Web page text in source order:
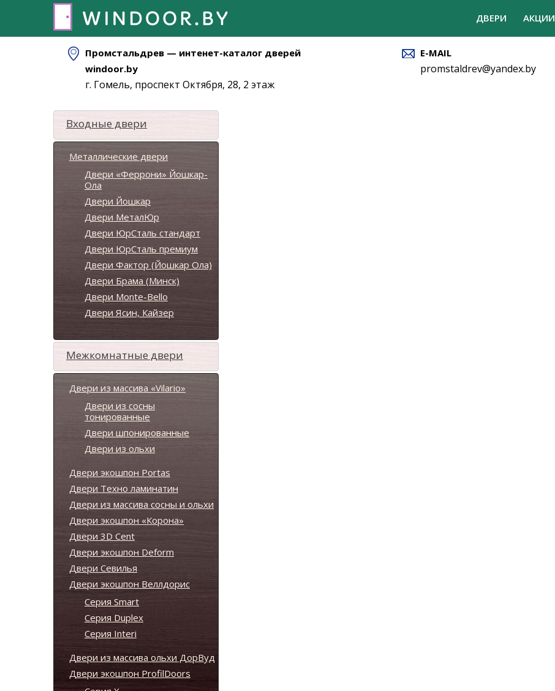
ДВЕРИ АКЦИИ
Промстальдрев — интенет-каталог дверей
windoor.by
г. Гомель, проспект Октября, 28, 2 этаж
E-MAIL
promstaldrev@yandex.by
Входные двери
Металлические двери
Двери «Феррони» Йошкар-
Ола
Двери Йошкар
Двери МеталЮр
Двери ЮрСталь стандарт
Двери ЮрСталь премиум
Двери Фактор (Йошкар Ола)
Двери Брама (Минск)
Двери Monte-Bello
Двери Ясин, Кайзер
Межкомнатные двери
Двери из массива «Vilario»
Двери из сосны
тонированные
Двери шпонированные
Двери из ольхи
Двери экошпон Portas
Двери Техно ламинатин
Двери из массива сосны и ольхи
Двери экошпон «Корона»
Двери 3D Cent
Двери экошпон Deform
Двери Севилья
Двери экошпон Веллдорис
Серия Smart
Серия Duplex
Серия Interi
Двери из массива ольхи ДорВуд
Двери экошпон ProfilDoors